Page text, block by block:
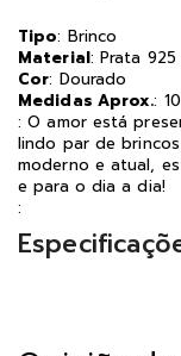
Tipo: Brinco
Material: Prata
Cor: Dourado
Medidas Aprox.:
: O amor está
lindo par de
moderno e atual,
e para o dia a dia!
: